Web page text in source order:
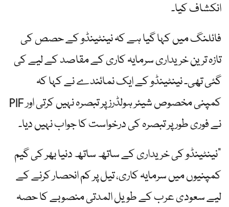
انکشاف کیا۔
فائلنگ میں کہا گیا ہے کہ نینٹینڈو کے حصص کی
تازہ ترین خریداری سرمایہ کاری کے مقاصد کے لیے کی
گئی تھی۔ نینٹینڈو کے ایک نمائندے نے کہا کہ
کمپنی مخصوص شیئر ہولڈرز پر تبصرہ نہیں کرتی اور PIF
نے فوری طور پر تبصرہ کی درخواست کا جواب نہیں دیا۔
"نینٹینڈو کی خریداری کے ساتھ ساتھ دنیا بھر کی گیم
کمپنیوں میں سرمایہ کاری، تیل پر کم انحصار کرنے کے
لیے سعودی عرب کے طویل المدتی منصوبے کا حصہ